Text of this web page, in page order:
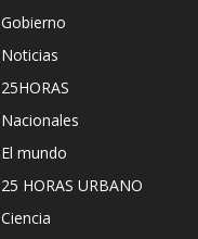
Gobierno
Noticias
25HORAS
Nacionales
El mundo
25 HORAS URBANO
Ciencia